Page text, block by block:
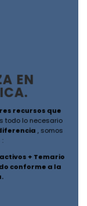
EN
recursos que
todo lo necesario
, somos
:
+ Temario
conforme a la